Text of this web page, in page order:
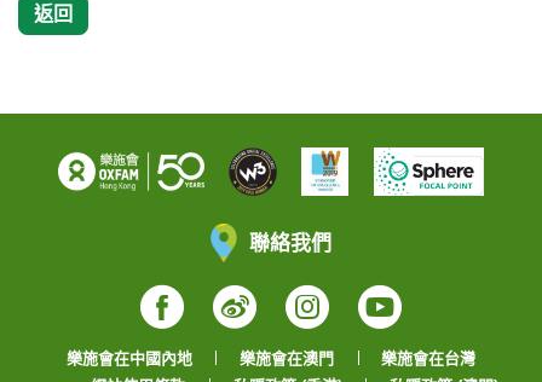
返回
聯絡我們
Facebook
WeiboInstagram
YouTube
樂施會在中國內地 樂施會在澳門
樂施會在台灣